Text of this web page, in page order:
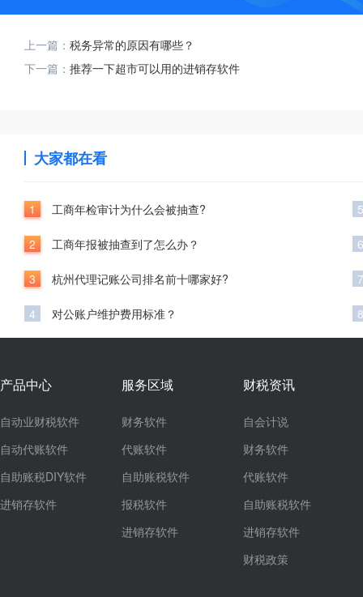
上一篇： 税务异常的原因有哪些？
下一篇： 推荐一下超市可以用的进销存软件
大家都在看
1 工商年检审计为什么会被抽查?
2 工商年报被抽查到了怎么办？
3 杭州代理记账公司排名前十哪家好?
4 对公账户维护费用标准？
5
6
7
8
产品中心
自动业财税软件
自动代账软件
自助账税DIY软件
进销存软件
服务区域
财务软件
代账软件
自助账税软件
报税软件
进销存软件
财税资讯
自会计说
财务软件
代账软件
自助账税软件
进销存软件
财税政策